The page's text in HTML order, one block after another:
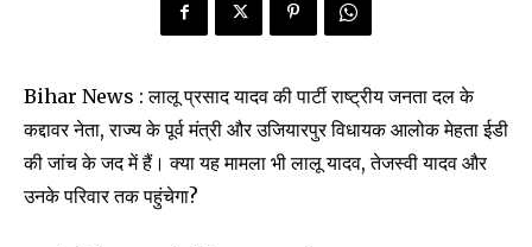
Bihar News : लालू प्रसाद यादव की पार्टी राष्ट्रीय जनता दल के
कद्दावर नेता, राज्य के पूर्व मंत्री और उजियारपुर विधायक आलोक मेहता ईडी
की जांच के जद में हैं। क्या यह मामला भी लालू यादव, तेजस्वी यादव और
उनके परिवार तक पहुंचेगा?